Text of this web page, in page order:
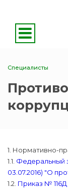
Специалисты
1. Нормативно-
1.1. Федеральный
03.07.2016) "О
1.2. Приказ №